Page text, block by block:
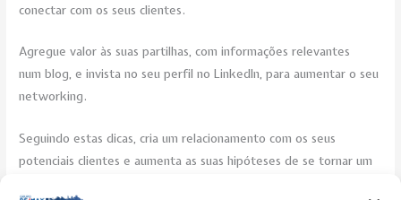
conectar com os seus clientes.
Agregue valor às suas partilhas, com informações relevantes
num blog, e invista no seu perfil no LinkedIn, para aumentar o seu
networking.
Seguindo estas dicas, cria um relacionamento com os seus
potenciais clientes e aumenta as suas hipóteses de se tornar um